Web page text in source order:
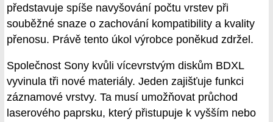
představuje spíše navyšování počtu vrstev při
souběžné snaze o zachování kompatibility a kvality
přenosu. Právě tento úkol výrobce poněkud zdržel.
Společnost Sony kvůli vícevrstvým diskům BDXL
vyvinula tři nové materiály. Jeden zajišťuje funkci
záznamové vrstvy. Ta musí umožňovat průchod
laserového paprsku, který přistupuje k vyšším nebo